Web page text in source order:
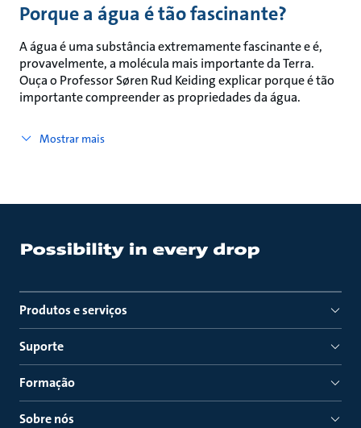
Porque a água é tão fascinante?
A água é uma substância extremamente fascinante e é,
provavelmente, a molécula mais importante da Terra.
Ouça o Professor Søren Rud Keiding explicar porque é tão
importante compreender as propriedades da água.
Mostrar mais
Produtos e serviços
Suporte
Formação
Sobre nós